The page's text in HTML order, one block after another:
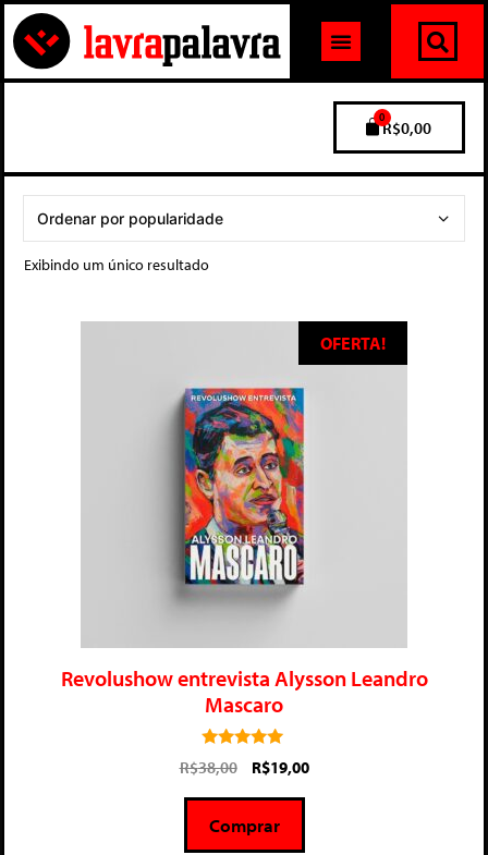
R$0,00
0
Exibindo um único resultado
OFERTA!
Revolushow entrevista Alysson Leandro
Mascaro
5.00
de 5
R$38,00 R$19,00
Comprar